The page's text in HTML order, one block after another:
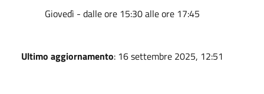
Giovedì - dalle ore 15:30 alle ore 17:45
Ultimo aggiornamento: 16 settembre 2025, 12:51